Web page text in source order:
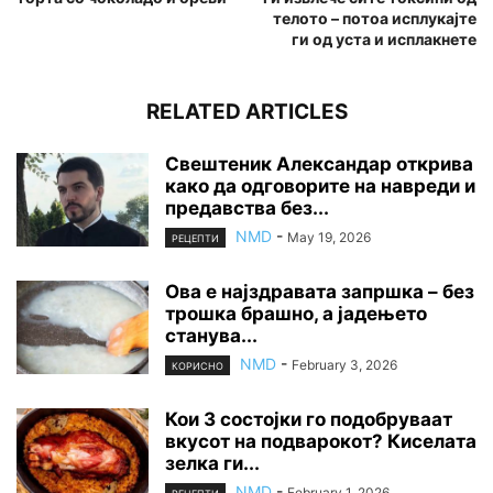
телото – потоа исплукајте
ги од уста и исплакнете
RELATED ARTICLES
Свештеник Александар открива
како да одговорите на навреди и
предавства без...
РЕЦЕПТИ NMD - May 19, 2026
Ова е најздравата запршка – без
трошка брашно, а јадењето
станува...
КОРИСНО NMD - February 3, 2026
Кои 3 состојки го подобруваат
вкусот на подварокот? Киселата
зелка ги...